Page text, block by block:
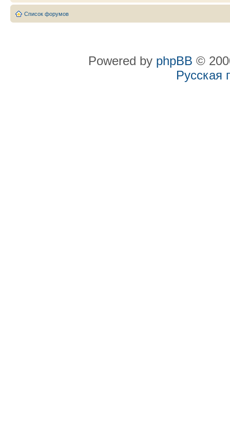
Список форумов
Powered by phpBB ©
Русская